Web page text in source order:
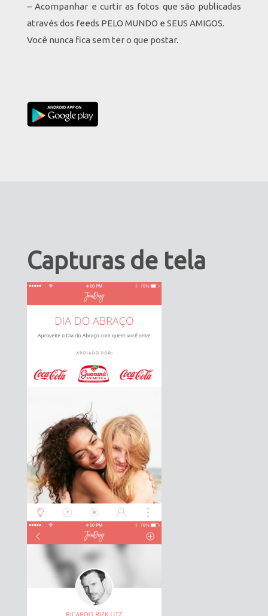
– Acompanhar e curtir as fotos que são publicadas
através dos feeds PELO MUNDO e SEUS AMIGOS.
Você nunca fica sem ter o que postar.
Capturas de tela